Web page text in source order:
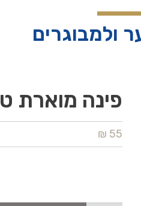
ולמבוגרים
פינה מוארת
55 ₪